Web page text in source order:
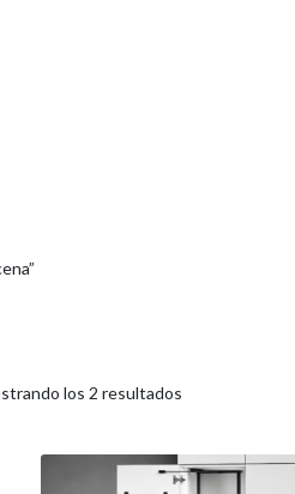
los 2 resultados